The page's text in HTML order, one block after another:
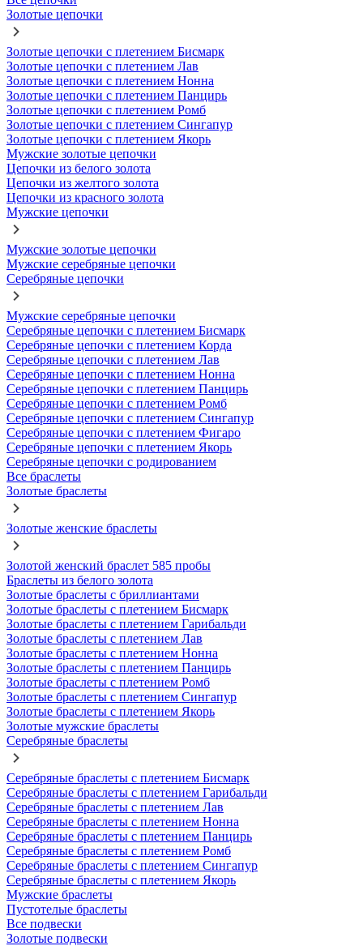
Золотые цепочки
Золотые цепочки с плетением Бисмарк
Золотые цепочки с плетением Лав
Золотые цепочки с плетением Нонна
Золотые цепочки с плетением Панцирь
Золотые цепочки с плетением Ромб
Золотые цепочки с плетением Сингапур
Золотые цепочки с плетением Якорь
Мужские золотые цепочки
Цепочки из белого золота
Цепочки из желтого золота
Цепочки из красного золота
Мужские цепочки
Мужские золотые цепочки
Мужские серебряные цепочки
Серебряные цепочки
Мужские серебряные цепочки
Серебряные цепочки с плетением Бисмарк
Серебряные цепочки с плетением Корда
Серебряные цепочки с плетением Лав
Серебряные цепочки с плетением Нонна
Серебряные цепочки с плетением Панцирь
Серебряные цепочки с плетением Ромб
Серебряные цепочки с плетением Сингапур
Серебряные цепочки с плетением Фигаро
Серебряные цепочки с плетением Якорь
Серебряные цепочки с родированием
Все браслеты
Золотые браслеты
Золотые женские браслеты
Золотой женский браслет 585 пробы
Браслеты из белого золота
Золотые браслеты с бриллиантами
Золотые браслеты с плетением Бисмарк
Золотые браслеты с плетением Гарибальди
Золотые браслеты с плетением Лав
Золотые браслеты с плетением Нонна
Золотые браслеты с плетением Панцирь
Золотые браслеты с плетением Ромб
Золотые браслеты с плетением Сингапур
Золотые браслеты с плетением Якорь
Золотые мужские браслеты
Серебряные браслеты
Серебряные браслеты с плетением Бисмарк
Серебряные браслеты с плетением Гарибальди
Серебряные браслеты с плетением Лав
Серебряные браслеты с плетением Нонна
Серебряные браслеты с плетением Панцирь
Серебряные браслеты с плетением Ромб
Серебряные браслеты с плетением Сингапур
Серебряные браслеты с плетением Якорь
Мужские браслеты
Пустотелые браслеты
Все подвески
Золотые подвески